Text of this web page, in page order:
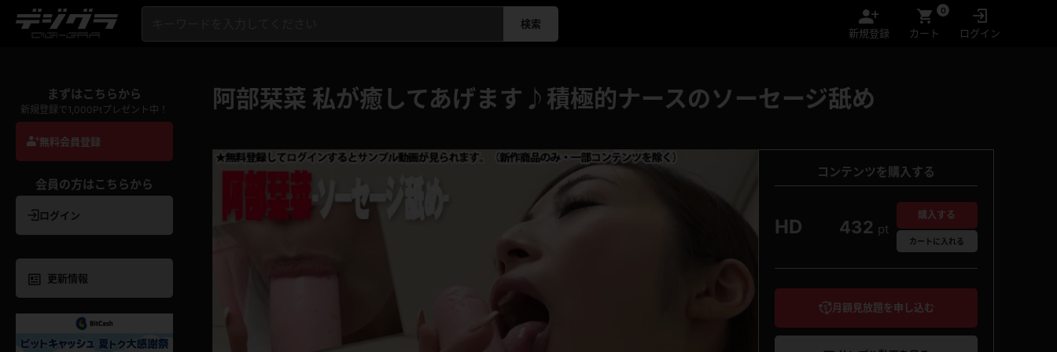
検索
新規登録 カート
0
ログイン
まずはこちらから
新規登録で1,000Ptプレゼント中！
無料会員登録
会員の方はこちらから
ログイン
更新情報
阿部栞菜 私が癒してあげます♪積極的ナースのソーセージ舐め
コンテンツを購入する
HD 432 pt
購入する
カート に入れる
月額見放題を申し込む